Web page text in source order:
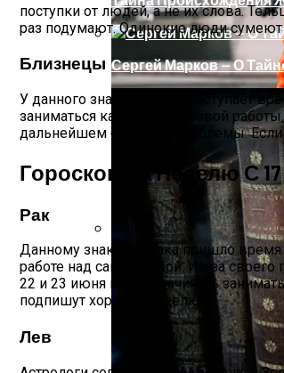
Ваша Любовь К
Сергей Марков — О
поступки от людей, а не их слова.
раз подумают. Одинокие люди сумеют
Близнецы
У данного знака Зодиака наступает
заниматься как поиском новой
дальнейшем большие проблемы. Если
Гороскоп На Неделю С
Рак
Данному знаку Зодиака пришло
работе над самим собой. Из-за
22 и 23 июня можно начинать
подпишут хорошую сделку.
Лев